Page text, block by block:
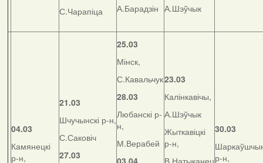
С.Чарапіца
А.Барадзін А.Шэўчык
04.03
Камянецкі
р-н,
21.03
Шчучынскі р-н,
С.Саковіч
27.03
25.03
Мінск,
С.Кавальчук
28.03
Любанскі р-
н,
М.Верабей
03.04
23.03
Калінкавічы,
А.Шэўчык
Жыткавіцкі
р-н,
В.Натыканец
30.03
р-н,